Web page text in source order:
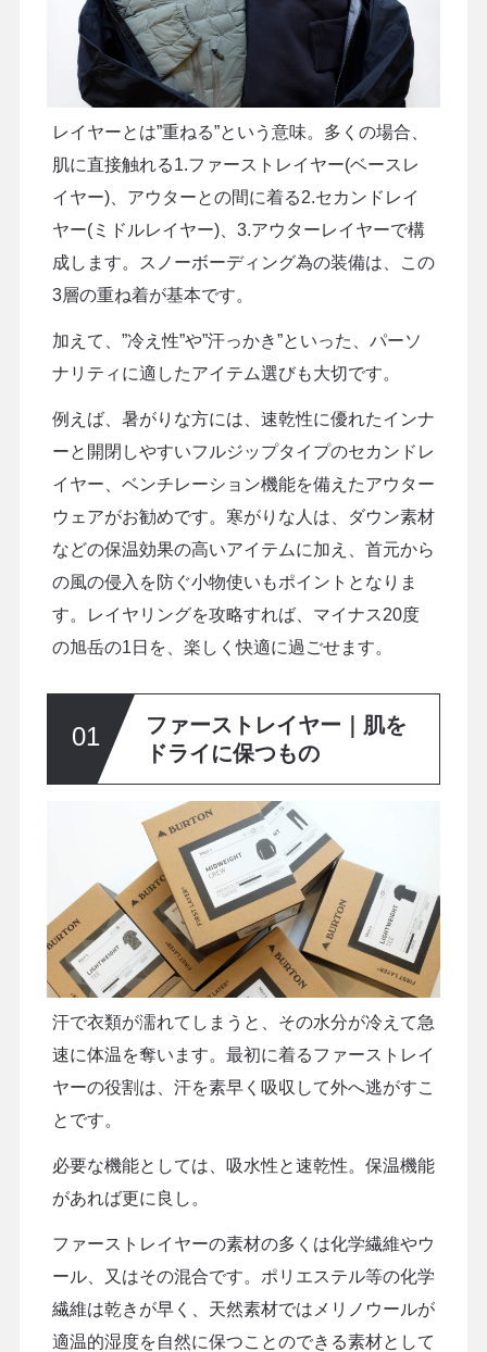
レイヤーとは”重ねる”という意味。多くの場合、
肌に直接触れる1.ファーストレイヤー(ベースレ
イヤー)、アウターとの間に着る2.セカンドレイ
ヤー(ミドルレイヤー)、3.アウターレイヤーで構
成します。スノーボーディング為の装備は、この
3層の重ね着が基本です。
加えて、”冷え性”や”汗っかき”といった、パーソ
ナリティに適したアイテム選びも大切です。
例えば、暑がりな方には、速乾性に優れたインナ
ーと開閉しやすいフルジップタイプのセカンドレ
イヤー、ベンチレーション機能を備えたアウター
ウェアがお勧めです。寒がりな人は、ダウン素材
などの保温効果の高いアイテムに加え、首元から
の風の侵入を防ぐ小物使いもポイントとなりま
す。レイヤリングを攻略すれば、マイナス20度
の旭岳の1日を、楽しく快適に過ごせます。
ファーストレイヤー｜肌を
ドライに保つもの
汗で衣類が濡れてしまうと、その水分が冷えて急
速に体温を奪います。最初に着るファーストレイ
ヤーの役割は、汗を素早く吸収して外へ逃がすこ
とです。
必要な機能としては、吸水性と速乾性。保温機能
があれば更に良し。
ファーストレイヤーの素材の多くは化学繊維やウ
ール、又はその混合です。ポリエステル等の化学
繊維は乾きが早く、天然素材ではメリノウールが
適温的湿度を自然に保つことのできる素材として